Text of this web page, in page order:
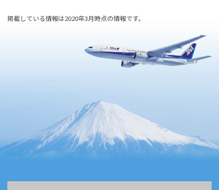
掲載している情報は2020年3月時点の情報です。